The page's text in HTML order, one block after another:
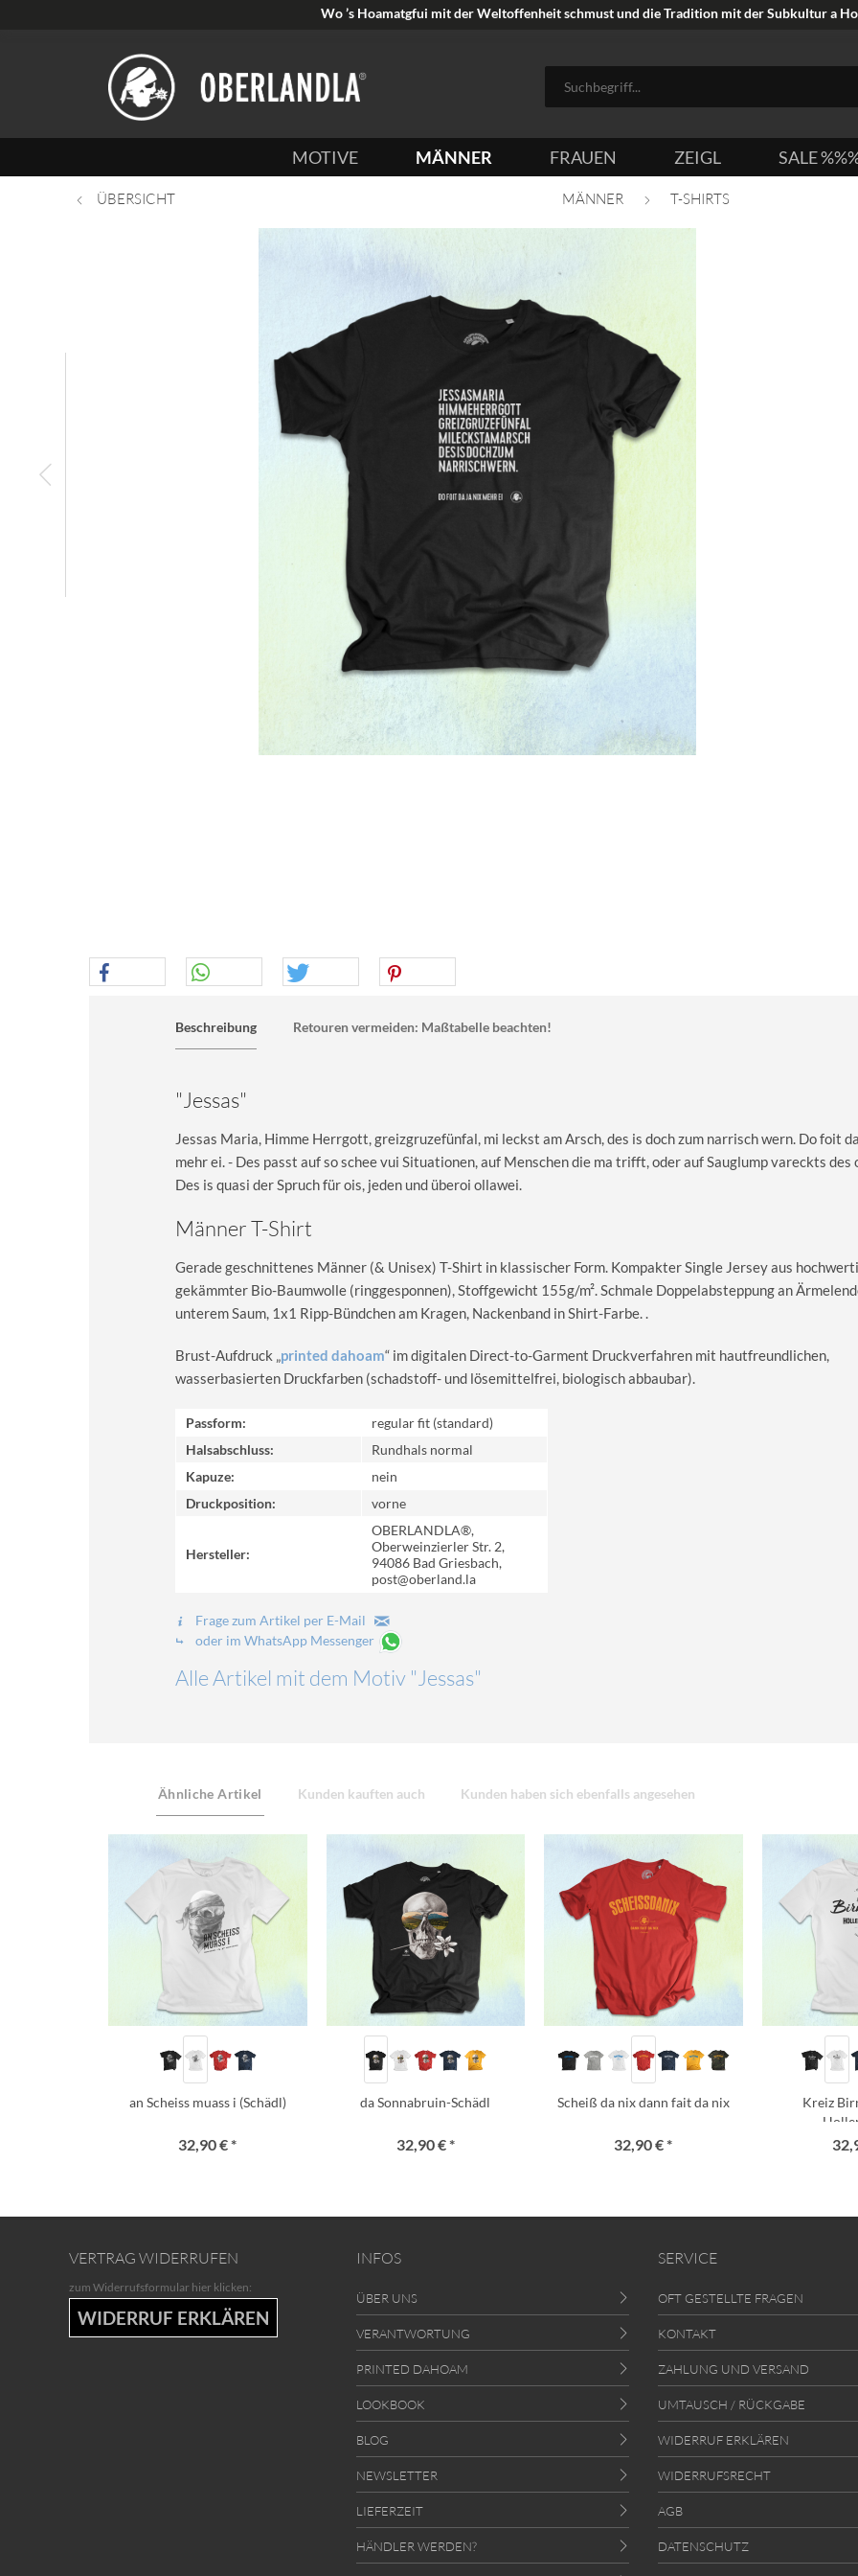
Wo ’s Hoamatgfui mit der Weltoffenheit schmust und die Tradition mit der Subkultur a
MOTIVE MÄNNER FRAUEN ZEIGL SALE
ÜBERSICHT MÄNNER T-SHIRTS
Beschreibung Retouren vermeiden: Maßtabelle beachten!
"Jessas"
Jessas Maria, Himme Herrgott, greizgruzefünfal, mi leckst am Arsch, des is doch zum narrisch wern. Do foit
mehr ei. - Des passt auf so schee vui Situationen, auf Menschen die ma trifft, oder auf Sauglump vareckts
Des is quasi der Spruch für ois, jeden und überoi ollawei.
Männer T-Shirt
Gerade geschnittenes Männer (& Unisex) T-Shirt in klassischer Form. Kompakter Single Jersey aus
gekämmter Bio-Baumwolle (ringgesponnen), Stoffgewicht 155g/m². Schmale Doppelabsteppung an
unterem Saum, 1x1 Ripp-Bündchen am Kragen, Nackenband in Shirt-Farbe. .
Brust-Aufdruck „printed dahoam“ im digitalen Direct-to-Garment Druckverfahren mit hautfreundlichen,
wasserbasierten Druckfarben (schadstoff- und lösemittelfrei, biologisch abbaubar).
Passform:
regular fit (standard)
Halsabschluss:
Rundhals normal
Kapuze:
nein
Druckposition:
vorne
Hersteller:
OBERLANDLA®,
Oberweinzierler Str. 2,
94086 Bad Griesbach,
post@oberland.la
Frage zum Artikel per E-Mail
oder im WhatsApp Messenger
Alle Artikel mit dem Motiv "Jessas"
Ähnliche Artikel Kunden kauften auch Kunden haben sich ebenfalls angesehen
an Scheiss muass i (Schädl)
32,90 € *
da Sonnabruin-Schädl
32,90 € *
Scheiß da nix dann fait da nix
32,90 € *
Kreiz
VERTRAG WIDERRUFEN
zum Widerrufsformular hier klicken:
WIDERRUF ERKLÄREN
INFOS
ÜBER UNS
VERANTWORTUNG
PRINTED DAHOAM
LOOKBOOK
BLOG
NEWSLETTER
LIEFERZEIT
HÄNDLER WERDEN?
SERVICE
OFT GESTELLTE FRAGEN
KONTAKT
ZAHLUNG UND VERSAND
UMTAUSCH / RÜCKGABE
WIDERRUF ERKLÄREN
WIDERRUFSRECHT
AGB
DATENSCHUTZ